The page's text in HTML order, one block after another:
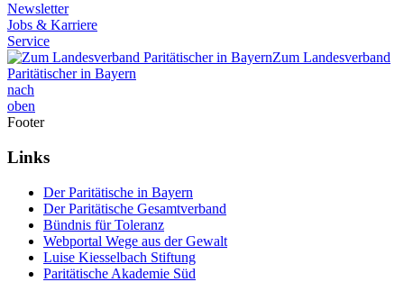
Newsletter
Jobs & Karriere
Service
Zum Landesverband
Paritätischer in Bayern
nach
oben
Footer
Links
Der Paritätische in Bayern
Der Paritätische Gesamtverband
Bündnis für Toleranz
Webportal Wege aus der Gewalt
Luise Kiesselbach Stiftung
Paritätische Akademie Süd